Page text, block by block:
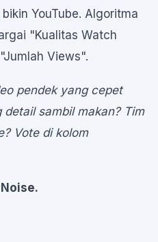
YouTube. Algoritma
"Kualitas Watch
Views".
pendek yang cepet
sambil makan? Tim
Vote di kolom